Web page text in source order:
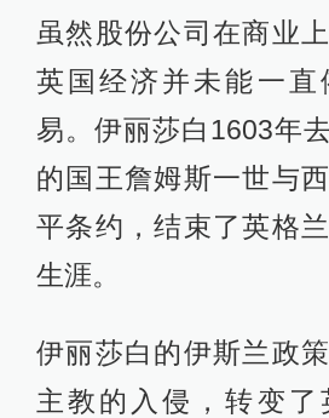
虽然股份公司在商业
英国经济并未能一直
易。伊丽莎白1603年
的国王詹姆斯一世与
平条约，结束了英格
生涯。
伊丽莎白的伊斯兰政
主教的入侵，转变了